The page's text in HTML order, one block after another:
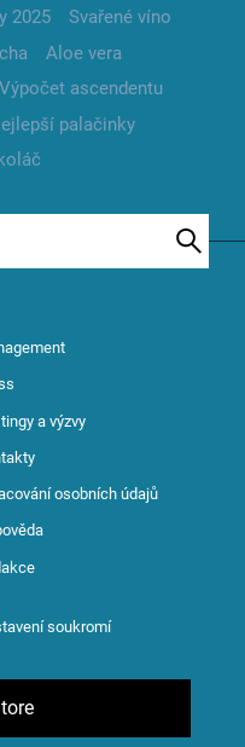
2025
Svařené víno
Aloe vera
Výpočet ascendentu
palačinky
a výzvy
osobních údajů
soukromí